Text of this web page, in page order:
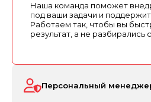
Наша команда поможет
под ваши задачи и
Работаем так, чтобы вы
результат, а не разбирались
Персональный